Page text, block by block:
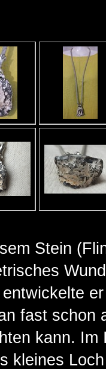
Stein
fast schon
kann. Im
kleines